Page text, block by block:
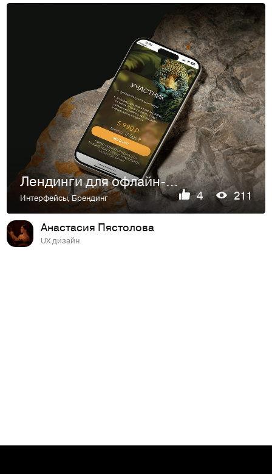
Лендинги для офлайн-разборов и онлайн курса от наставника
Интерфейсы, Брендинг 4 211
Анастасия Пястолова
UX дизайн